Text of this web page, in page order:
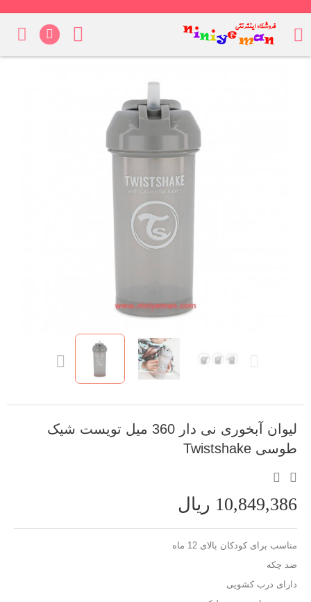
لیوان آبخوری نی دار 360 میل تویست شیک
طوسی Twistshake
10,849,386 ریال
مناسب برای کودکان بالای 12 ماه
ضد چکه
دارای درب کشویی